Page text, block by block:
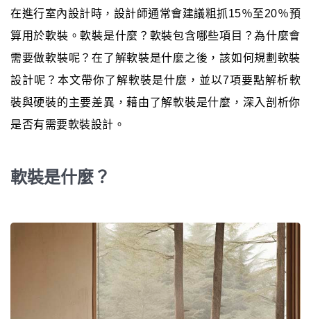
在進行室內設計時，設計師通常會建議粗抓15％至20％預
算用於軟裝。軟裝是什麼？軟裝包含哪些項目？為什麼會
需要做軟裝呢？在了解軟裝是什麼之後，該如何規劃軟裝
設計呢？本文帶你了解軟裝是什麼，並以7項要點解析軟
裝與硬裝的主要差異，藉由了解軟裝是什麼，深入剖析你
是否有需要軟裝設計。
軟裝是什麼？